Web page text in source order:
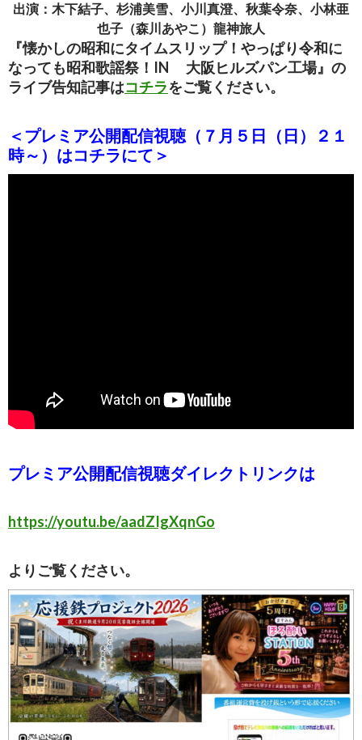
出演：木下結子、杉浦美雪、小川真澄、秋葉令奈、小林亜
也子（森川あやこ）龍神旅人
『懐かしの昭和にタイムスリップ！やっぱり令和に
なっても昭和歌謡祭！IN 大阪ヒルズパン工場』の
ライブ告知記事はコチラをご覧ください。
＜プレミア公開配信視聴（７月５日（日）２１
時～）はコチラにて＞
プレミア公開配信視聴ダイレクトリンクは
https://youtu.be/aadZIgXqnGo
よりご覧ください。